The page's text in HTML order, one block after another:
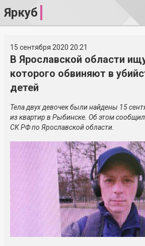
Яркуб
15 сентября 2020 20:21
В Ярославской области
которого обвиняют в
детей
Тела двух девочек были найдены 15
из квартир в Рыбинске. Об этом
СК РФ по Ярославской области.